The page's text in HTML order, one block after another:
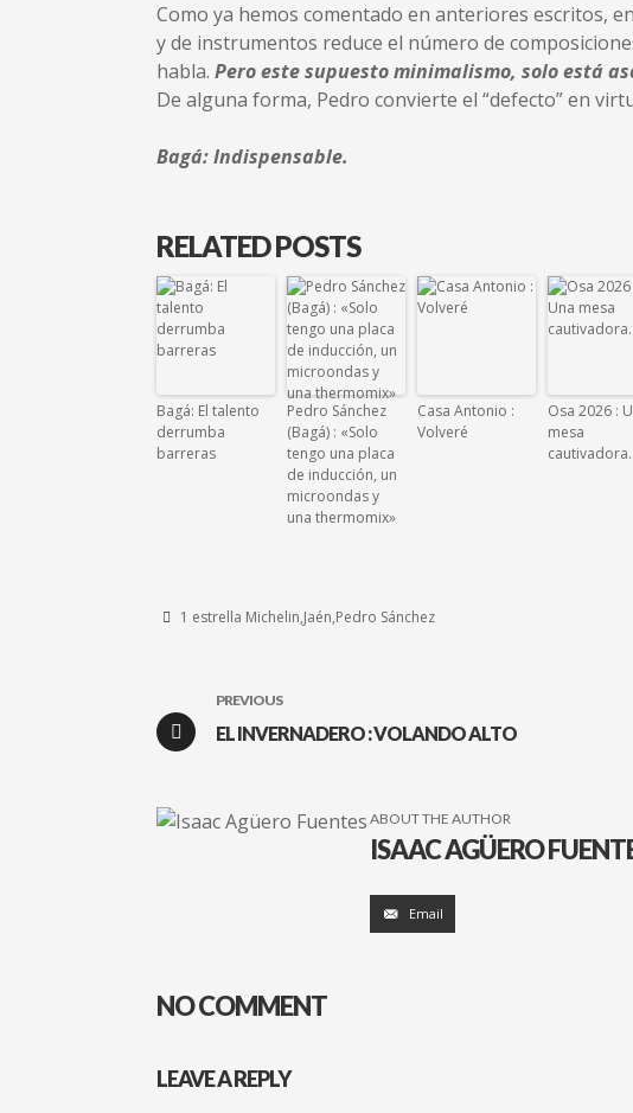
Como ya hemos comentado en anteriores escritos,
y de instrumentos reduce el número de
habla. Pero este supuesto minimalismo, solo está
De alguna forma, Pedro convierte el “defecto” en
Bagá: Indispensable.
RELATED POSTS
Bagá: El talento
derrumba
barreras
Pedro Sánchez
(Bagá) : «Solo
tengo una placa
de inducción, un
microondas y
una thermomix»
Casa Antonio :
Volveré
Osa 2026 :
mesa
cautivadora.
1 estrella Michelin Jaén Pedro Sánchez
PREVIOUS
EL INVERNADERO : VOLANDO ALTO
ABOUT THE AUTHOR
ISAAC AGÜERO
Email
NO COMMENT
LEAVE A REPLY